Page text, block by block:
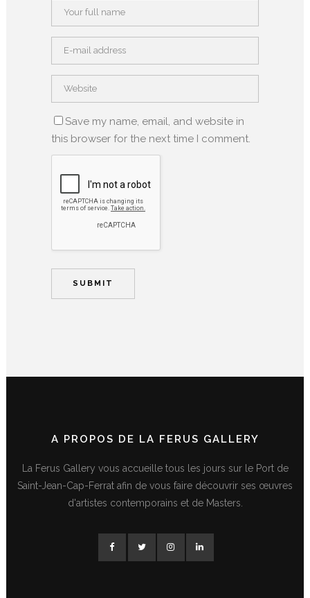
Save my name, email, and website in
this browser for the next time I comment.
A PROPOS DE LA FERUS GALLERY
La Ferus Gallery vous accueille tous les jours sur le Port de
Saint-Jean-Cap-Ferrat afin de vous faire découvrir ses œuvres
d'artistes contemporains et de Masters.